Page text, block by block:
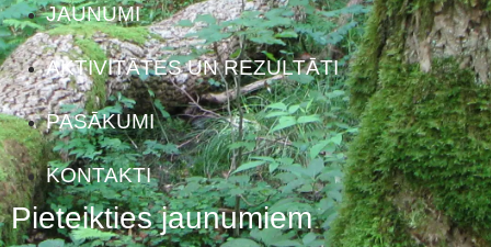
JAUNUMI
AKTIVITĀTES UN REZULTĀTI
PASĀKUMI
KONTAKTI
Pieteikties jaunumiem